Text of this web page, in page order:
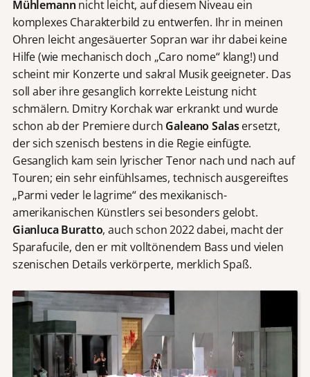
Mühlemannnicht leicht, auf diesem Niveau ein
komplexes Charakterbild zu entwerfen. Ihr in meinen
Ohren leicht angesäuerter Sopran war ihr dabei keine
Hilfe (wie mechanisch doch „Caro nome“ klang!) und
scheint mir Konzerte und sakral Musik geeigneter. Das
soll aber ihre gesanglich korrekte Leistung nicht
schmälern. Dmitry Korchak war erkrankt und wurde
schon ab der Premiere durch Galeano Salasersetzt,
der sich szenisch bestens in die Regie einfügte.
Gesanglich kam sein lyrischer Tenor nach und nach auf
Touren; ein sehr einfühlsames, technisch ausgereiftes
„Parmi veder le lagrime“ des mexikanisch-
amerikanischen Künstlers sei besonders gelobt.
Gianluca Buratto, auch schon 2022 dabei, macht der
Sparafucile, den er mit volltönendem Bass und vielen
szenischen Details verkörperte, merklich Spaß.